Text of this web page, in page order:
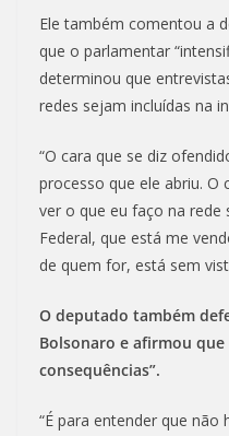
Ele também comentou a
que o parlamentar
determinou que
redes sejam incluídas na
“O cara que se diz
processo que ele abriu. O
ver o que eu faço na rede
Federal, que está me
de quem for, está sem
O deputado também
Bolsonaro e afirmou
consequências”.
“É para entender que